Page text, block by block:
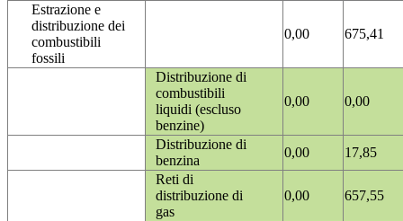
Estrazione e
distribuzione dei
combustibili
fossili
0,00 675,41
Distribuzione di
combustibili
liquidi (escluso
benzine)
0,00 0,00
Distribuzione di
benzina
0,00
17,85
Reti di
distribuzione di
gas
0,00 657,55